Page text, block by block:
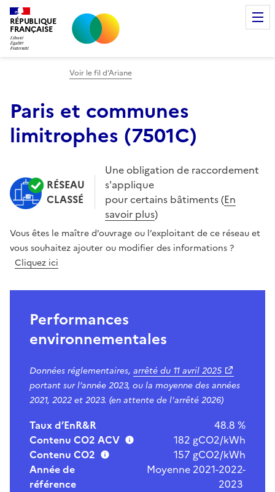
RÉPUBLIQUE
FRANÇAISE
Voir le fil d’Ariane
Paris et communes
limitrophes (7501C)
RÉSEAU
CLASSÉ
Une obligation de raccordement
s'applique
pour certains bâtiments (En
savoir plus)
Vous êtes le maître d’ouvrage ou l’exploitant de ce réseau et
vous souhaitez ajouter ou modifier des informations ?
Cliquez ici
Performances
environnementales
Données réglementaires, arrêté du 11 avril 2025
portant sur l’année 2023, ou la moyenne des années
2021, 2022 et 2023. (en attente de l'arrêté 2026)
Taux d’EnR&R
48.8 %
Contenu CO2 ACV
182 gCO2/kWh
Contenu CO2
157 gCO2/kWh
Année de
référence
Moyenne 2021-2022-
2023